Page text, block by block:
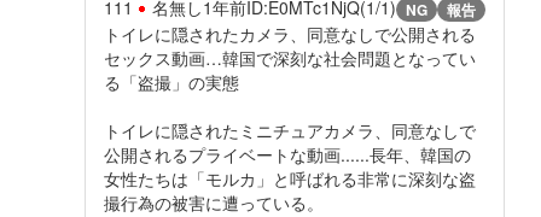
111 名無し1年前ID:E0MTc1NjQ(1/1) NG 報告
トイレに隠されたカメラ、同意なしで公開される
セックス動画…韓国で深刻な社会問題となってい
る「盗撮」の実態
トイレに隠されたミニチュアカメラ、同意なしで
公開されるプライベートな動画......長年、韓国の
女性たちは「モルカ」と呼ばれる非常に深刻な盗
撮行為の被害に遭っている。